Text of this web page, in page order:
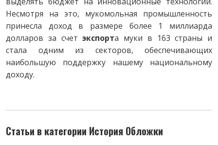
Несмотря на это, мукомольная промышленность
принесла доход в размере более 1 миллиарда
долларов за счетэкспорта муки в 163 страны и
стала одним из секторов, обеспечивающих
наибольшую поддержку нашему национальному
доходу.
Статьи в категории История Обложки